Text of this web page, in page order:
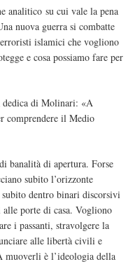
analitico su cui vale la pena
nuova guerra si combatte
islamici che vogliono
e cosa possiamo fare per
dedica di Molinari: «A
comprendere il Medio
banalità di apertura. Forse
subito l’orizzonte
dentro binari discorsivi
porte di casa. Vogliono
i passanti, stravolgere la
alle libertà civili e
muoverli è l’ideologia della